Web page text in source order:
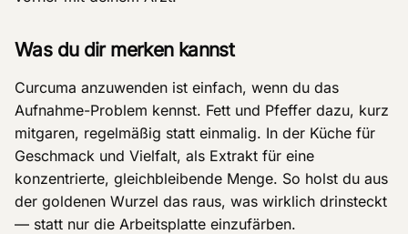
Was du dir merken kannst
Curcuma anzuwenden ist einfach, wenn du das
Aufnahme-Problem kennst. Fett und Pfeffer dazu, kurz
mitgaren, regelmäßig statt einmalig. In der Küche für
Geschmack und Vielfalt, als Extrakt für eine
konzentrierte, gleichbleibende Menge. So holst du aus
der goldenen Wurzel das raus, was wirklich drinsteckt
— statt nur die Arbeitsplatte einzufärben.